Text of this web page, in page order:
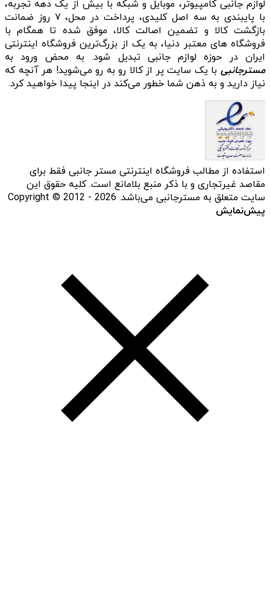
لوازم جانبی کامپیوتر، موبایل و شبکه با بیش از یک دهه تجربه،
با پایبندی به سه اصل کلیدی، پرداخت در محل، ۷ روز ضمانت
بازگشت کالا و تضمین اصالت کالا، موفق شده تا همگام با
فروشگاه‌ های معتبر دنیا، به یک از بزرگ‌ترین فروشگاه اینترنتی
ایران در حوزه لوازم جانبی تبدیل شود. به محض ورود به
مسترجانبی با یک سایت پر از کالا رو به رو می‌شوید! هر آنچه که
نیاز دارید و به ذهن شما خطور می‌کند در اینجا پیدا خواهید کرد.
استفاده از مطالب فروشگاه اینترنتی مستر جانبی فقط برای
مقاصد غیرتجاری و با ذکر منبع بلامانع است. کلیه حقوق این
سایت متعلق به مسترجانبی می‌باشد. Copyright © 2012 - 2026
پیش‌نمایش